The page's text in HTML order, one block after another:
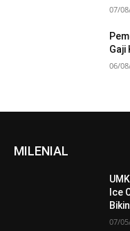
07/
Gaji
06/
MILENIAL
Ice
07/